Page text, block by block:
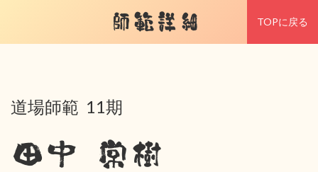
師範詳細 TOPに戻る
道場師範 11期
田中 常樹